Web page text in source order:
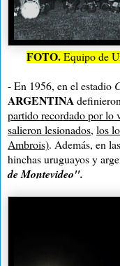
FOTO.Equipo de
- En 1956, en el estadio
ARGENTINA
partido recordado por lo
salieron lesionados, los
Ambrois). Además, en
hinchas uruguayos y
de Montevideo".